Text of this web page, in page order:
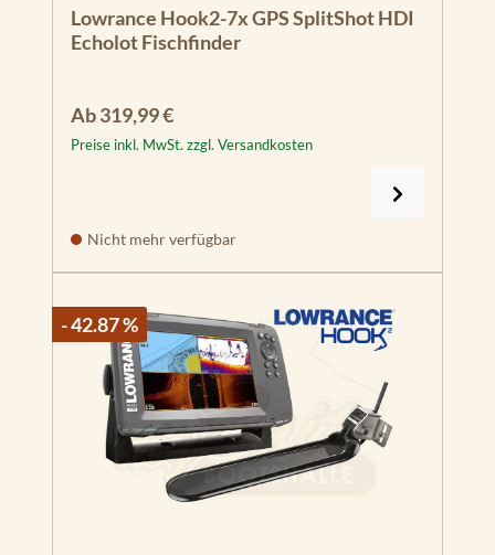
Lowrance Hook2-7x GPS SplitShot HDI
Echolot Fischfinder
Regulärer Preis:
Ab319,99 €
Preise inkl. MwSt. zzgl. Versandkosten
Nicht mehr verfügbar
- 42.87 %